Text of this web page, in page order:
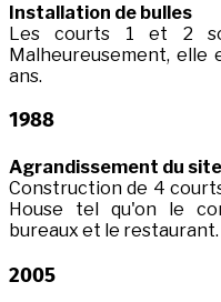
Installation de bulles
Les courts 1 et 2
Malheureusement, elle
ans.
1988
Agrandissement du site
Construction de 4
House tel qu'on le
bureaux et le restaurant.
2005